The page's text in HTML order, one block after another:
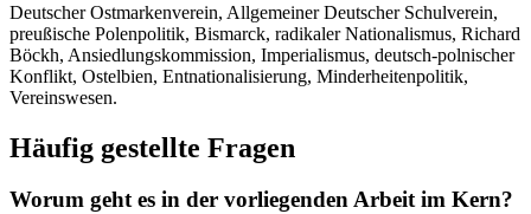
Deutscher Ostmarkenverein, Allgemeiner Deutscher Schulverein,
preußische Polenpolitik, Bismarck, radikaler Nationalismus, Richard
Böckh, Ansiedlungskommission, Imperialismus, deutsch-polnischer
Konflikt, Ostelbien, Entnationalisierung, Minderheitenpolitik,
Vereinswesen.
Häufig gestellte Fragen
Worum geht es in der vorliegenden Arbeit im Kern?